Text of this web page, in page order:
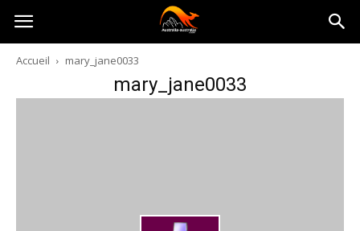
Australia-
australie.com
Accueil mary_jane0033
mary_jane0033